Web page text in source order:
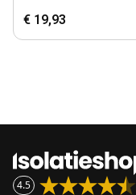
€ 19,93
4.5